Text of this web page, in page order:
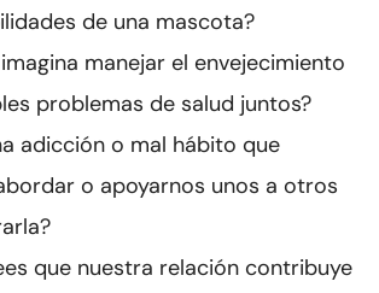
de una mascota?
manejar el envejecimiento
problemas de salud juntos?
adicción o mal hábito que
o apoyarnos unos a otros
que nuestra relación contribuye